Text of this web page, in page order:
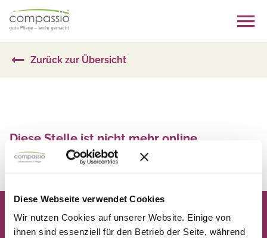
Diese Webseite verwendet Cookies
Wir nutzen Cookies auf unserer Website. Einige von
ihnen sind essenziell für den Betrieb der Seite, während
content
Zurück zur Übersicht
Diese Stelle ist nicht mehr online
Zurück zur Übersicht